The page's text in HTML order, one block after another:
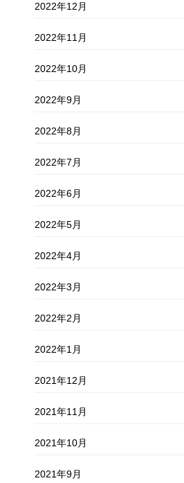
2022年12月
2022年11月
2022年10月
2022年9月
2022年8月
2022年7月
2022年6月
2022年5月
2022年4月
2022年3月
2022年2月
2022年1月
2021年12月
2021年11月
2021年10月
2021年9月